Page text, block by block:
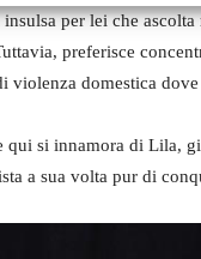
per lei che ascolta
preferisce
violenza domestica
qui si innamora di Lila,
a sua volta pur di